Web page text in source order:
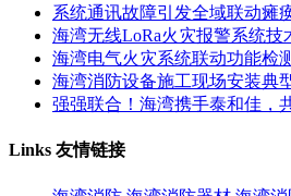
系统通讯故障引发全域联动瘫
海湾无线LoRa火灾报警系统
海湾电气火灾系统联动功能检
海湾消防设备施工现场安装典
强强联合！海湾携手泰和佳，
Links 友情链接